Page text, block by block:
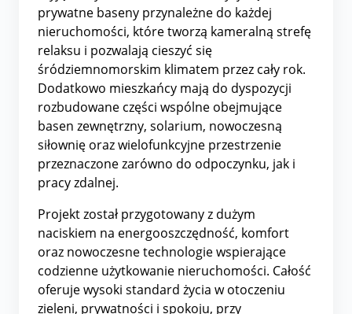
prywatne baseny przynależne do każdej
nieruchomości, które tworzą kameralną strefę
relaksu i pozwalają cieszyć się
śródziemnomorskim klimatem przez cały rok.
Dodatkowo mieszkańcy mają do dyspozycji
rozbudowane części wspólne obejmujące
basen zewnętrzny, solarium, nowoczesną
siłownię oraz wielofunkcyjne przestrzenie
przeznaczone zarówno do odpoczynku, jak i
pracy zdalnej.
Projekt został przygotowany z dużym
naciskiem na energooszczędność, komfort
oraz nowoczesne technologie wspierające
codzienne użytkowanie nieruchomości. Całość
oferuje wysoki standard życia w otoczeniu
zieleni, prywatności i spokoju, przy